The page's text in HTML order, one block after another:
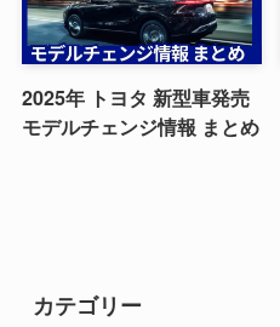
2025年 トヨタ 新型車発売
モデルチェンジ情報 まとめ
カテゴリー